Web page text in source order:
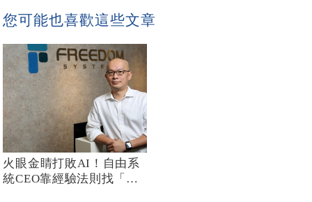
您可能也喜歡這些文章
火眼金睛打敗AI！自由系
統CEO靠經驗法則找「對